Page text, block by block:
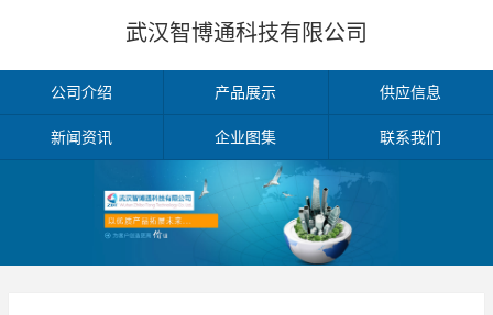
武汉智博通科技有限公司
公司介绍 产品展示 供应信息
新闻资讯 企业图集 联系我们